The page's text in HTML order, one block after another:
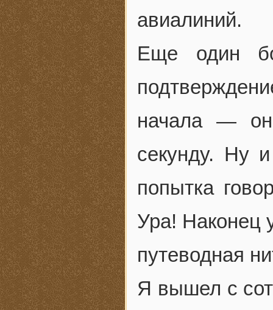
авиалиний.
Еще один
начала —
секунду. Ну
попытка
Ура! Наконец
путеводная
Я вышел с